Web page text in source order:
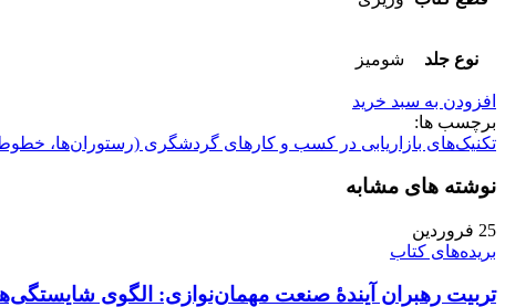
نوع جلد شومیز
افزودن به سبد خرید
برچسب ها:
تکنیک‌های بازاریابی در کسب و کارهای گردشگری (رستوران‌ها،
نوشته های مشابه
25 فروردین
بریده‌های کتاب
تربیت رهبران آیندۀ صنعت مهمان‌نوازی: الگوی